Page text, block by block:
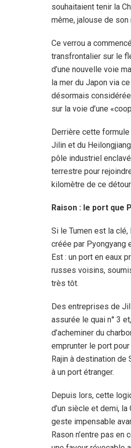
souhaitaient tenir la
même, jalouse de
Ce verrou a
transfrontalier sur le
d’une nouvelle voie
la mer du Japon via
désormais
sur la voie d’une
Derrière cette
Jilin et du
pôle industriel
terrestre pour
kilomètre de ce
Raison : le port que
Si le Tumen est la
créée par Pyongyang
Est : un port en eaux
russes voisins,
très tôt.
Des entreprises de
assurée le quai n° 3
d’acheminer du
emprunter le port
Rajin à destination de
à un port étranger.
Depuis lors, cette
d’un siècle et demi,
geste impensable
Rason n’entre pas